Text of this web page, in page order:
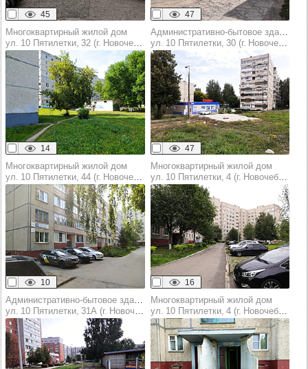
45 47
Многоквартирный жилой дом
ул. 10 Пятилетки, 32 (г. Новочебоксарск)
14
Административно-бытовое здание
ул. 10 Пятилетки, 30 (г. Новочебоксарск)
47
Многоквартирный жилой дом
ул. 10 Пятилетки, 44 (г. Новочебоксарск)
10
Многоквартирный жилой дом
ул. 10 Пятилетки, 4 (г. Новочебоксарск)
16
ул. 10 Пятилетки, 31А (г. Новочебоксарск)
Многоквартирный жилой дом
ул. 10 Пятилетки, 4 (г. Новочебоксарск)